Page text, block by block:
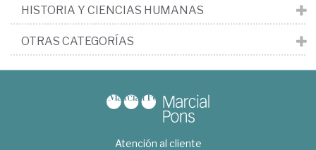
HISTORIA Y CIENCIAS HUMANAS
OTRAS CATEGORÍAS
Atención al cliente